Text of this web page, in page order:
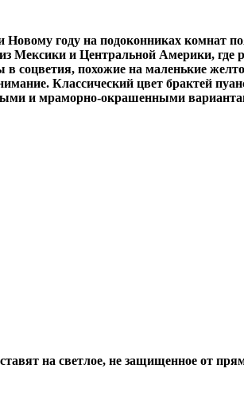
году на подоконниках комнат
Мексики и Центральной Америки,
в соцветия, похожие на маленькие
Классический цвет брактей
и мраморно-окрашенными
на светлое, не защищенное от